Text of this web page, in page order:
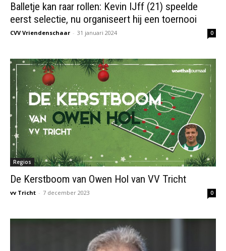
Balletje kan raar rollen: Kevin IJff (21) speelde
eerst selectie, nu organiseert hij een toernooi
CVV Vriendenschaar - 31 januari 2024 0
Regios
De Kerstboom van Owen Hol van VV Tricht
vv Tricht - 7 december 2023 0